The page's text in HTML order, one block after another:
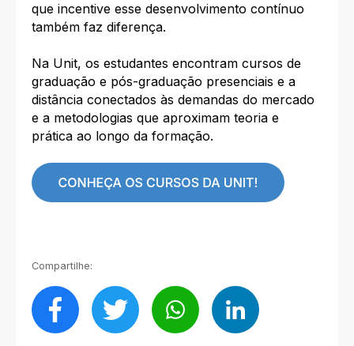
que incentive esse desenvolvimento contínuo
também faz diferença.
Na Unit, os estudantes encontram cursos de
graduação e pós-graduação presenciais e a
distância conectados às demandas do mercado
e a metodologias que aproximam teoria e
prática ao longo da formação.
Compartilhe: